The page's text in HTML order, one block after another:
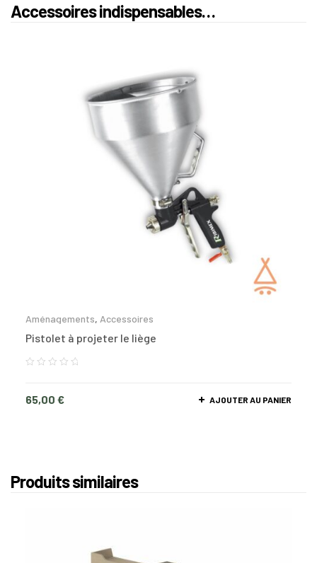
Accessoires indispensables…
Aménagements, Accessoires
Pistolet à projeter le liège
65,00 € AJOUTER AU PANIER
Produits similaires